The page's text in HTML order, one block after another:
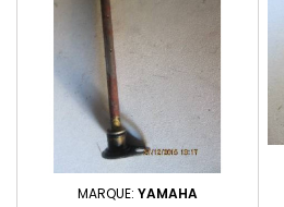
MARQUE: YAMAHA